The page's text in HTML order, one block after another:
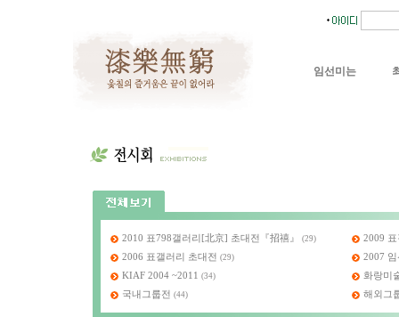
임선미는
2010 표798갤러리[北京] 초대전『招禧』 (29)
2009
2006 표갤러리 초대전 (29)
2007
KIAF 2004 ~2011 (34)
화랑미
국내그룹전 (44) 해외그